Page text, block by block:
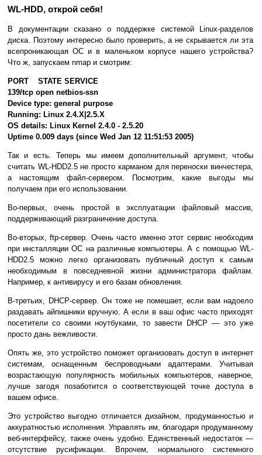
WL-HDD, открой себя!
В документации сказано о поддержке системой Linux-разделов
диска. Поэтому интересно было проверить, а не скрывается ли эта
всепроникающая ОС и в маленьком корпусе нашего устройства?
Что ж, запускаем nmap и смотрим:
PORT STATE SERVICE
139/tcp open netbios-ssn
Device type: general purpose
Running: Linux 2.4.X|2.5.X
OS details: Linux Kernel 2.4.0 - 2.5.20
Uptime 0.009 days (since Wed Jan 12 11:51:53 2005)
Так и есть. Теперь мы имеем дополнительный аргумент, чтобы
считать WL-HDD2.5 не просто карманом для переноски винчестера,
а настоящим файл-сервером. Посмотрим, какие выгоды мы
получаем при его использовании.
Во-первых, очень простой в эксплуатации файловый массив,
поддерживающий разграничение доступа.
Во-вторых, ftp-сервер. Очень часто именно этот сервис необходим
при инсталляции ОС на различные компьютеры. А с помощью WL-
HDD2.5 можно легко организовать публичный доступ к самым
необходимым в повседневной жизни администратора файлам.
Например, к антивирусу и его базам обновления.
В-третьих, DHCP-сервер. Он тоже не помешает, если вам надоело
раздавать айпишники вручную. А если в ваш офис часто приходят
посетители со своими ноутбуками, то завести DHCP — это уже
просто дань вежливости.
Опять же, это устройство поможет организовать доступ в интернет
системам, оснащенным беспроводными адаптерами. Учитывая
возрастающую популярность мобильных компьютеров, наверное,
лучше загодя позаботится о соответствующей точке доступа в
вашем офисе.
Это устройство выгодно отличается дизайном, продуманностью и
аккуратностью исполнения. Управлять им, благодаря продуманному
веб-интерфейсу, также очень удобно. Единственный недостаток —
отсутствие русификации. Впрочем, нормального системного